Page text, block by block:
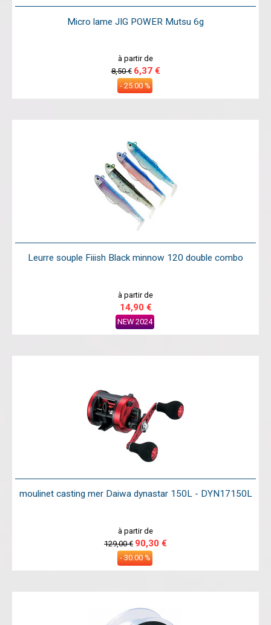
Micro lame JIG POWER Mutsu 6g
à partir de
8,50 € 6,37 €
- 25.00 %
Leurre souple Fiiish Black minnow 120 double combo
à partir de
14,90 €
NEW 2024
moulinet casting mer Daiwa dynastar 150L - DYN17150L
à partir de
129,00 € 90,30 €
- 30.00 %